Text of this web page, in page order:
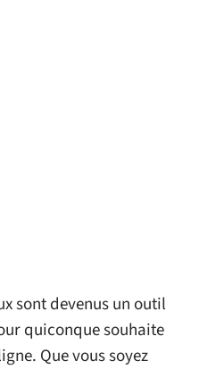
sont devenus un outil
quiconque souhaite
Que vous soyez